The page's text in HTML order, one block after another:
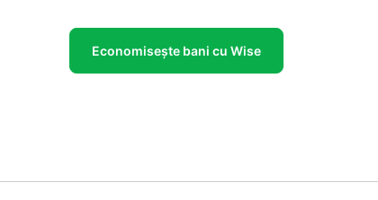
Economisește bani cu Wise